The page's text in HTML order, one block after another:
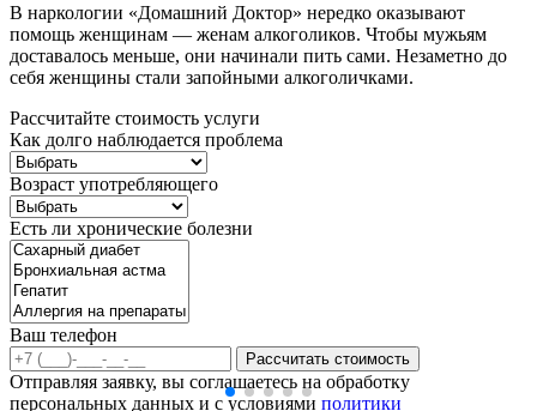
В наркологии «Домашний Доктор» нередко оказывают
помощь женщинам — женам алкоголиков. Чтобы мужьям
доставалось меньше, они начинали пить сами. Незаметно до
себя женщины стали запойными алкоголичками.
Рассчитайте стоимость услуги
Как долго наблюдается проблема
Возраст употребляющего
Есть ли хронические болезни
Ваш телефон
Рассчитать стоимость
Отправляя заявку, вы соглашаетесь на обработку
персональных данных и с условиями политики